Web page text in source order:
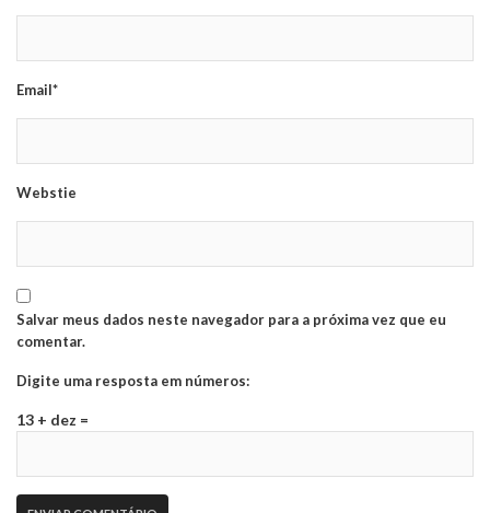
Email*
Webstie
Salvar meus dados neste navegador para a próxima vez que eu
comentar.
Digite uma resposta em números:
13 + dez =